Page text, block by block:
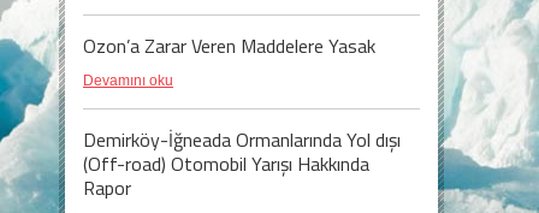
Ozon’a Zarar Veren Maddelere Yasak
Devamını oku
Demirköy-İğneada Ormanlarında Yol dışı
(Off-road) Otomobil Yarışı Hakkında
Rapor